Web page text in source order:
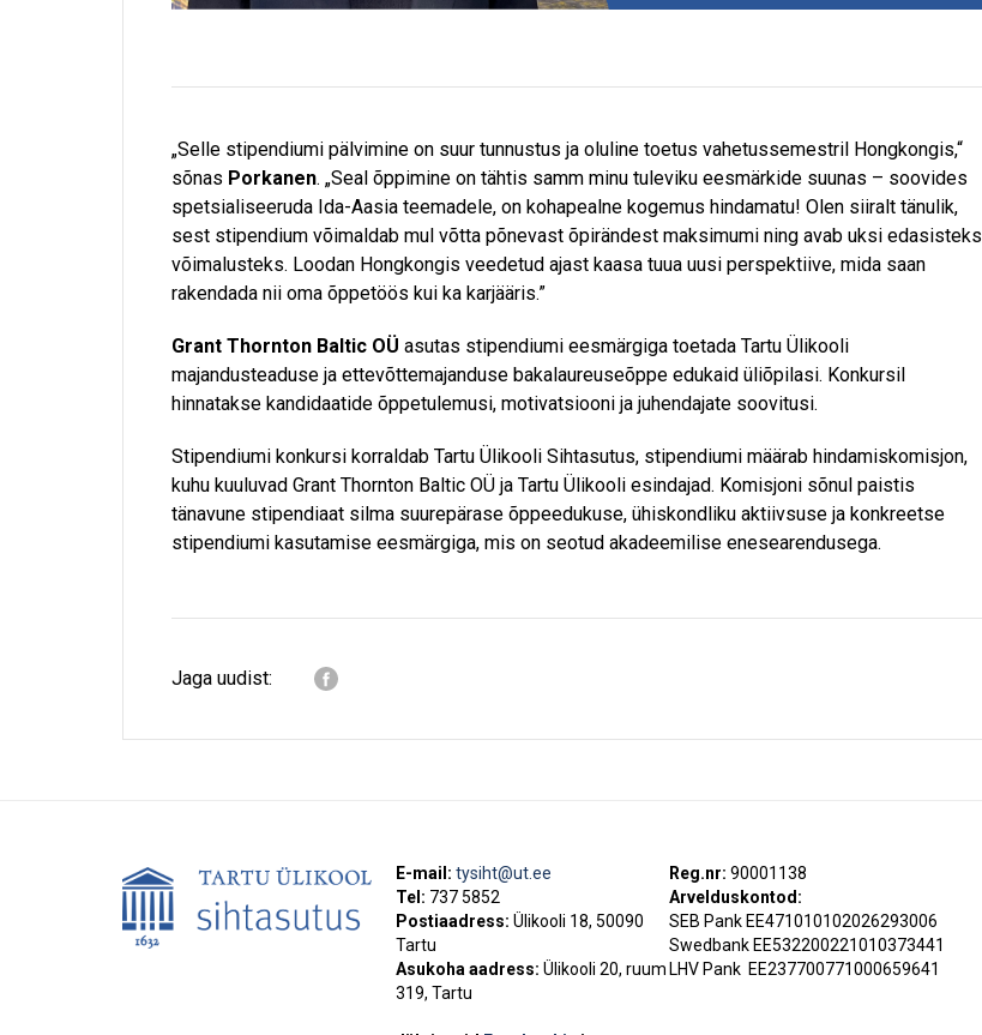
„Selle stipendiumi pälvimine on suur tunnustus ja oluline toetus vahetussemestril Hongkongis,“
sõnas Porkanen. „Seal õppimine on tähtis samm minu tuleviku eesmärkide suunas – soovides
spetsialiseeruda Ida-Aasia teemadele, on kohapealne kogemus hindamatu! Olen siiralt tänulik,
sest stipendium võimaldab mul võtta põnevast õpirändest maksimumi ning avab uksi edasisteks
võimalusteks. Loodan Hongkongis veedetud ajast kaasa tuua uusi perspektiive, mida saan
rakendada nii oma õppetöös kui ka karjääris.”
Grant Thornton Baltic OÜ asutas stipendiumi eesmärgiga toetada Tartu Ülikooli
majandusteaduse ja ettevõttemajanduse bakalaureuseõppe edukaid üliõpilasi. Konkursil
hinnatakse kandidaatide õppetulemusi, motivatsiooni ja juhendajate soovitusi.
Stipendiumi konkursi korraldab Tartu Ülikooli Sihtasutus, stipendiumi määrab hindamiskomisjon,
kuhu kuuluvad Grant Thornton Baltic OÜ ja Tartu Ülikooli esindajad. Komisjoni sõnul paistis
tänavune stipendiaat silma suurepärase õppeedukuse, ühiskondliku aktiivsuse ja konkreetse
stipendiumi kasutamise eesmärgiga, mis on seotud akadeemilise enesearendusega.
Jaga uudist:
E-mail: tysiht@ut.ee
Tel: 737 5852
Postiaadress: Ülikooli 18, 50090
Tartu
Asukoha aadress: Ülikooli 20, ruum
319, Tartu
Reg.nr: 90001138
Arvelduskontod:
SEB Pank EE471010102026293006
Swedbank EE532200221010373441
LHV Pank EE237700771000659641